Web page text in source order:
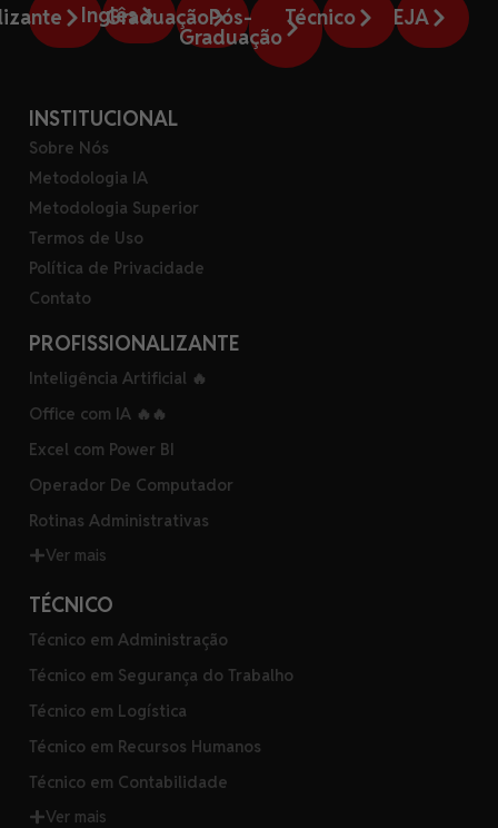
Inglês
GraduaçãoPós-
Graduação
Técnico EJA
INSTITUCIONAL
Sobre Nós
Metodologia IA
Metodologia Superior
Termos de Uso
Política de Privacidade
Contato
PROFISSIONALIZANTE
Inteligência Artificial 🔥
Office com IA 🔥🔥
Excel com Power BI
Operador De Computador
Rotinas Administrativas
Ver mais
TÉCNICO
Técnico em Administração
Técnico em Segurança do Trabalho
Técnico em Logística
Técnico em Recursos Humanos
Técnico em Contabilidade
Ver mais